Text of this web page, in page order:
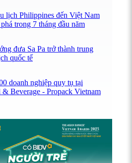
lịch Philippines đến Việt Nam
trong 7 tháng đầu năm
đưa Sa Pa trở thành trung
quốc tế
doanh nghiệp quy tụ tại
Beverage - Propack Vietnam